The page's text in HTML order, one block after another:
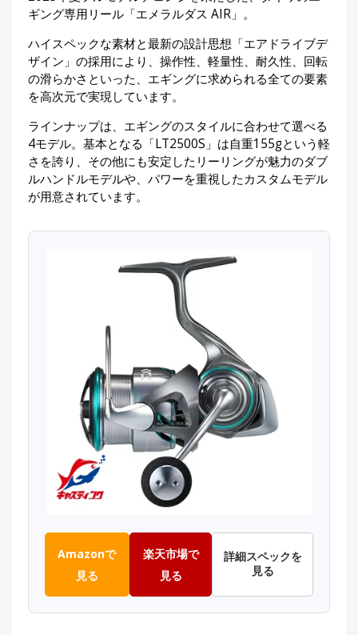
ギング専用リール「エメラルダス AIR」。
ハイスペックな素材と最新の設計思想「エアドライブデ
ザイン」の採用により、操作性、軽量性、耐久性、回転
の滑らかさといった、エギングに求められる全ての要素
を高次元で実現しています。
ラインナップは、エギングのスタイルに合わせて選べる
4モデル。基本となる「LT2500S」は自重155gという軽
さを誇り、その他にも安定したリーリングが魅力のダブ
ルハンドルモデルや、パワーを重視したカスタムモデル
が用意されています。
Amazonで
見る
楽天市場で
見る
詳細スペックを
見る